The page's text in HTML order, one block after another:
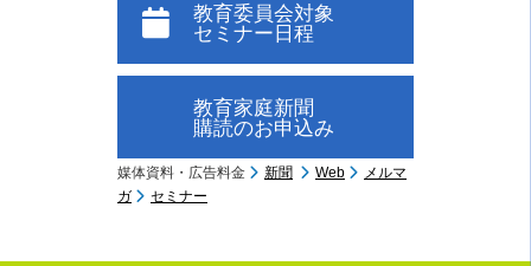
教育委員会対象
セミナー日程
教育家庭新聞
購読のお申込み
媒体資料・広告料金 新聞 Web
メルマ
ガ
セミナー